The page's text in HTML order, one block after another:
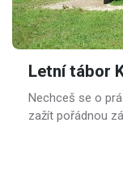
Letní tábor
Nechceš se o
zažít pořádnou